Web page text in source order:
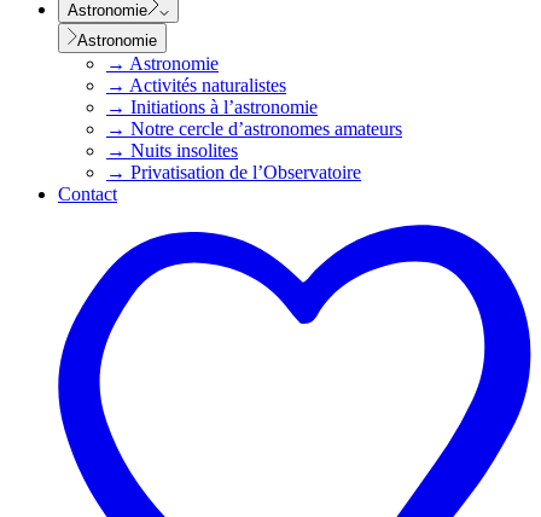
Astronomie
Astronomie
→ Astronomie
→ Activités naturalistes
→ Initiations à l’astronomie
→ Notre cercle d’astronomes amateurs
→ Nuits insolites
→ Privatisation de l’Observatoire
Contact